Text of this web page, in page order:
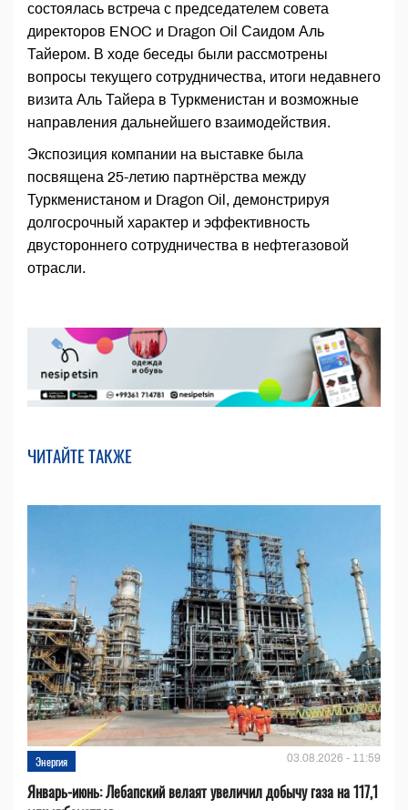
состоялась встреча с председателем совета
директоров ENOC и Dragon Oil Саидом Аль
Тайером. В ходе беседы были рассмотрены
вопросы текущего сотрудничества, итоги недавнего
визита Аль Тайера в Туркменистан и возможные
направления дальнейшего взаимодействия.
Экспозиция компании на выставке была
посвящена 25-летию партнёрства между
Туркменистаном и Dragon Oil, демонстрируя
долгосрочный характер и эффективность
двустороннего сотрудничества в нефтегазовой
отрасли.
ЧИТАЙТЕ ТАКЖЕ
Энергия 03.08.2026 - 11:59
Январь-июнь: Лебапский велаят увеличил добычу газа на 117,1